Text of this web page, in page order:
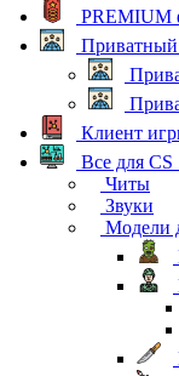
PREMIUM
Приватный
Клиент
Все для CS
Читы
Звуки
Модели